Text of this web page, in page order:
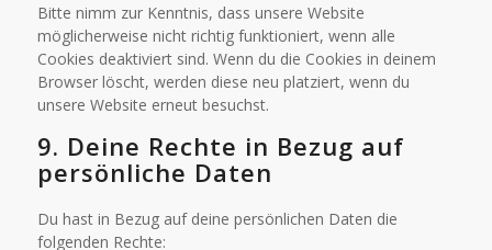
Bitte nimm zur Kenntnis, dass unsere Website
möglicherweise nicht richtig funktioniert, wenn alle
Cookies deaktiviert sind. Wenn du die Cookies in deinem
Browser löscht, werden diese neu platziert, wenn du
unsere Website erneut besuchst.
9. Deine Rechte in Bezug auf
persönliche Daten
Du hast in Bezug auf deine persönlichen Daten die
folgenden Rechte: